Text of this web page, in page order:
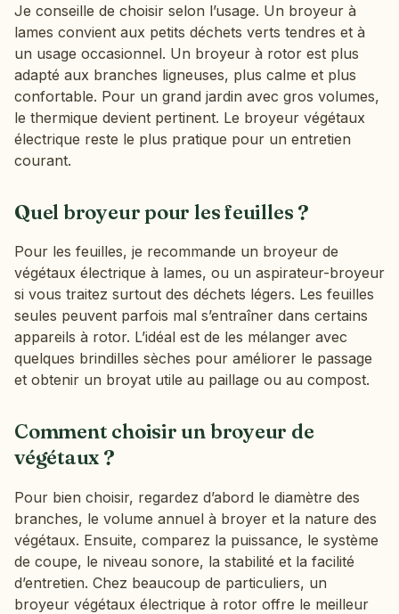
Je conseille de choisir selon l’usage. Un broyeur à
lames convient aux petits déchets verts tendres et à
un usage occasionnel. Un broyeur à rotor est plus
adapté aux branches ligneuses, plus calme et plus
confortable. Pour un grand jardin avec gros volumes,
le thermique devient pertinent. Le broyeur végétaux
électrique reste le plus pratique pour un entretien
courant.
Quel broyeur pour les feuilles ?
Pour les feuilles, je recommande un broyeur de
végétaux électrique à lames, ou un aspirateur-broyeur
si vous traitez surtout des déchets légers. Les feuilles
seules peuvent parfois mal s’entraîner dans certains
appareils à rotor. L’idéal est de les mélanger avec
quelques brindilles sèches pour améliorer le passage
et obtenir un broyat utile au paillage ou au compost.
Comment choisir un broyeur de
végétaux ?
Pour bien choisir, regardez d’abord le diamètre des
branches, le volume annuel à broyer et la nature des
végétaux. Ensuite, comparez la puissance, le système
de coupe, le niveau sonore, la stabilité et la facilité
d’entretien. Chez beaucoup de particuliers, un
broyeur végétaux électrique à rotor offre le meilleur